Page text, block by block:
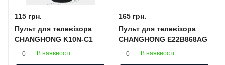
115 грн.
Пульт для телевізора
CHANGHONG K10N-C1
0 В наявності
165 грн.
Пульт для телевізора
CHANGHONG E22B868AG
0 В наявності